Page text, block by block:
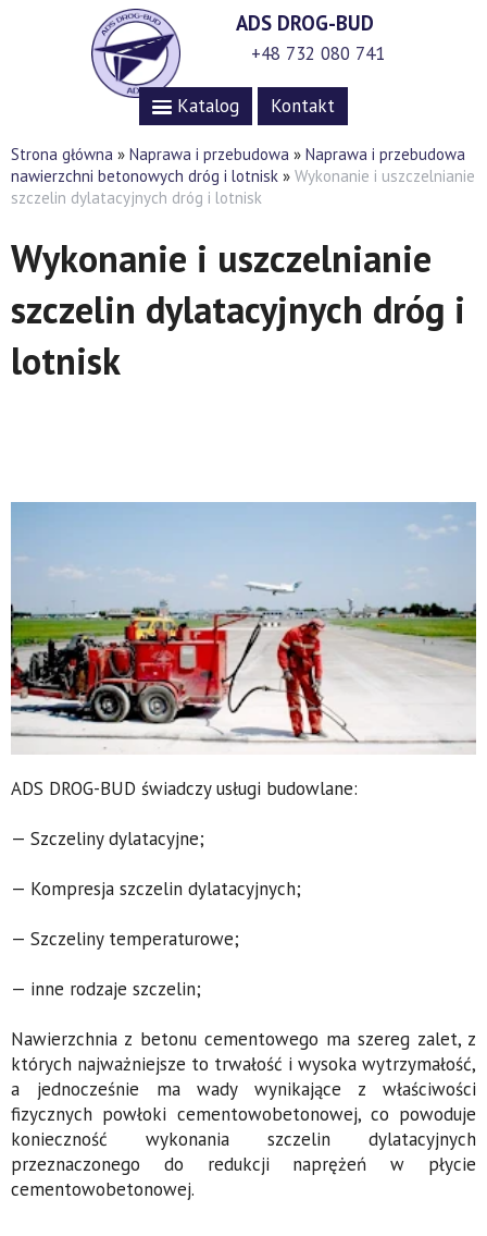
ADS DROG-BUD
+48 732 080 741
Katalog Kontakt
Strona główna » Naprawa i przebudowa » Naprawa i przebudowa
nawierzchni betonowych dróg i lotnisk » Wykonanie i uszczelnianie
szczelin dylatacyjnych dróg i lotnisk
Wykonanie i uszczelnianie
szczelin dylatacyjnych dróg i
lotnisk
ADS DROG-BUD świadczy usługi budowlane:
— Szczeliny dylatacyjne;
— Kompresja szczelin dylatacyjnych;
— Szczeliny temperaturowe;
— inne rodzaje szczelin;
Nawierzchnia z betonu cementowego ma szereg zalet, z
których najważniejsze to trwałość i wysoka wytrzymałość,
a jednocześnie ma wady wynikające z właściwości
fizycznych powłoki cementowobetonowej, co powoduje
konieczność wykonania szczelin dylatacyjnych
przeznaczonego do redukcji naprężeń w płycie
cementowobetonowej.